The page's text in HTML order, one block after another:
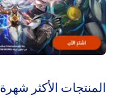
‫المنتجات الأكثر شهرة‬